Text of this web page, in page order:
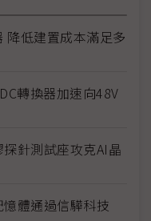
降低建置成本滿足多
轉換器加速向48V
針測試座攻克AI晶
憶體通過信驊科技